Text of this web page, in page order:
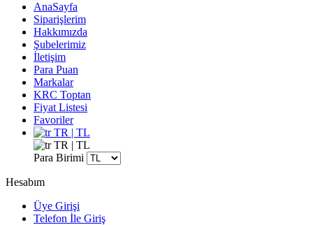
AnaSayfa
Siparişlerim
Hakkımızda
Şubelerimiz
İletişim
Para Puan
Markalar
KRC Toptan
Fiyat Listesi
Favoriler
TR | TL
TR | TL
Para Birimi
Hesabım
Üye Girişi
Telefon İle Giriş